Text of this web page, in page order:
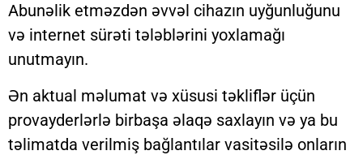
Abunəlik etməzdən əvvəl cihazın uyğunluğunu
və internet sürəti tələblərini yoxlamağı
unutmayın.
Ən aktual məlumat və xüsusi təkliflər üçün
provayderlərlə birbaşa əlaqə saxlayın və ya bu
təlimatda verilmiş bağlantılar vasitəsilə onların